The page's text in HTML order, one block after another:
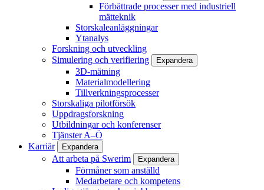
Förbättrade processer med industriell
mätteknik
Storskaleanläggningar
Ytanalys
Forskning och utveckling
Simulering och verifiering
Expandera
3D-mätning
Materialmodellering
Tillverkningsprocesser
Storskaliga pilotförsök
Uppdragsforskning
Utbildningar och konferenser
Tjänster A–Ö
Karriär
Expandera
Att arbeta på Swerim Expandera
Förmåner som anställd
Medarbetare och kompetens